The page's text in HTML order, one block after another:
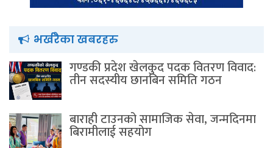
भर्खरैका खबरहरु
गण्डकी प्रदेश खेलकुद पदक वितरण विवाद:
तीन सदस्यीय छानबिन समिति गठन
बाराही टाउनको सामाजिक सेवा, जन्मदिनमा
बिरामीलाई सहयोग